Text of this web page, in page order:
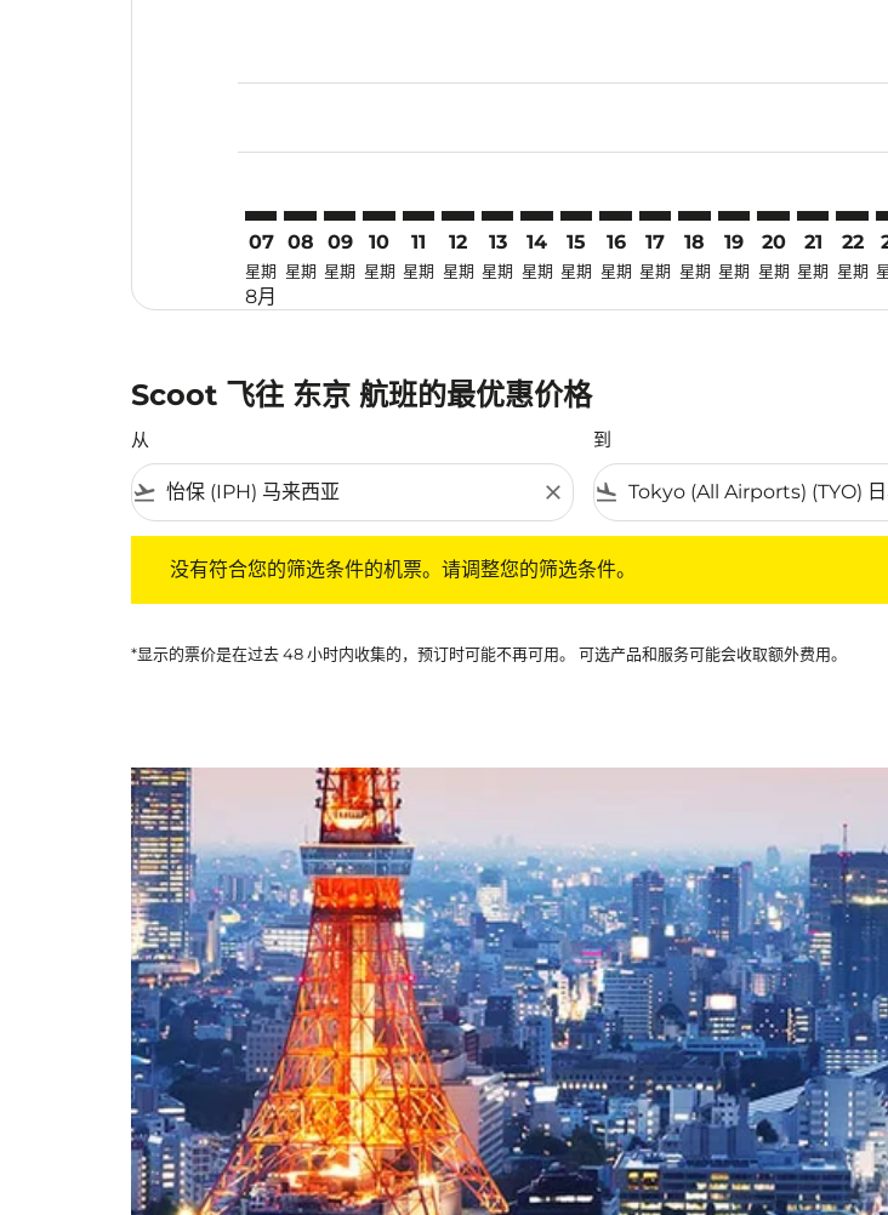
07
星期
8月
08
星期
09
星期
10
星期
11
星期
12
星期
13
星期
14
星期
15
星期
16
星期
17
星期
18
星期
19
星期
20
星期
21
星期
22
星期
Scoot 飞往 东京 航班的最优惠价格
从
flight_takeoff close
到
flight_land
没有符合您的筛选条件的机票。请调整您的筛选条件。
*显示的票价是在过去 48 小时内收集的，预订时可能不再可用。 可选产品和服务可能会收取额外费用。